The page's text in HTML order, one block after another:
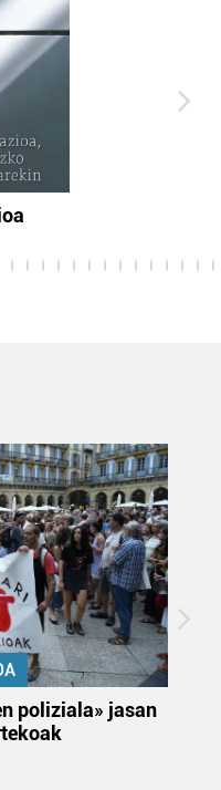
poliziala» jasan